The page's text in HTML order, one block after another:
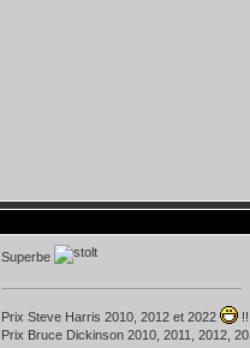
Superbe
Prix Steve Harris 2010, 2012 et 2022
!!
Prix Bruce Dickinson 2010, 2011, 2012,